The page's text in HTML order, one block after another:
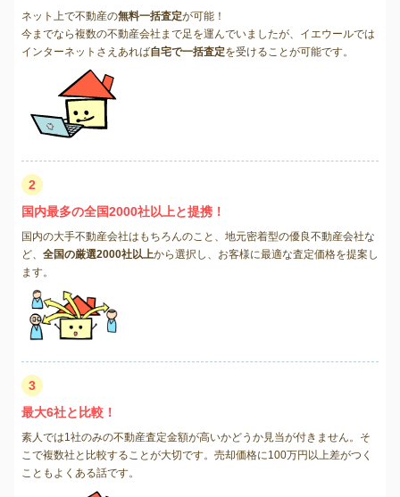
ネット上で不動産の無料一括査定が可能！
今までなら複数の不動産会社まで足を運んでいましたが、イエウールでは
インターネットさえあれば自宅で一括査定を受けることが可能です。
2
国内最多の全国2000社以上と提携！
国内の大手不動産会社はもちろんのこと、地元密着型の優良不動産会社な
ど、 全国の厳選2000社以上から選択し、お客様に最適な査定価格を提案し
ます。
3
最大6社と比較！
素人では1社のみの不動産査定金額が高いかどうか見当が付きません。そ
こで複数社と比較することが大切です。売却価格に100万円以上差がつく
こともよくある話です。